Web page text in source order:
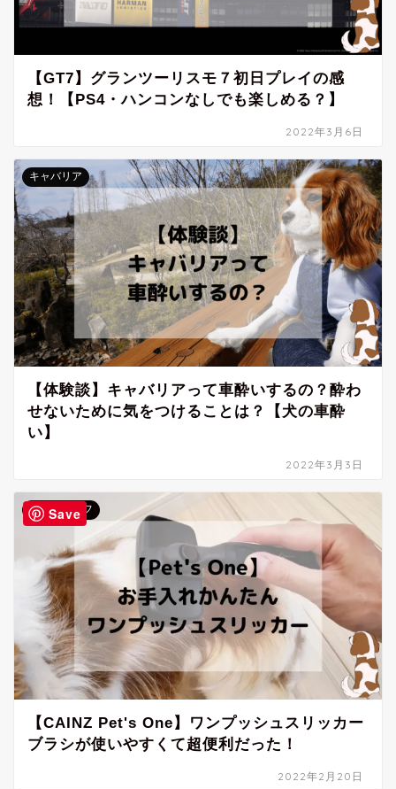
【GT7】グランツーリスモ７初日プレイの感
想！【PS4・ハンコンなしでも楽しめる？】
2022年3月6日
キャバリア
【体験談】キャバリアって車酔いするの？酔わ
せないために気をつけることは？【犬の車酔
い】
2022年3月3日
ドッグライフ
【CAINZ Pet's One】ワンプッシュスリッカー
ブラシが使いやすくて超便利だった！
2022年2月20日
Save